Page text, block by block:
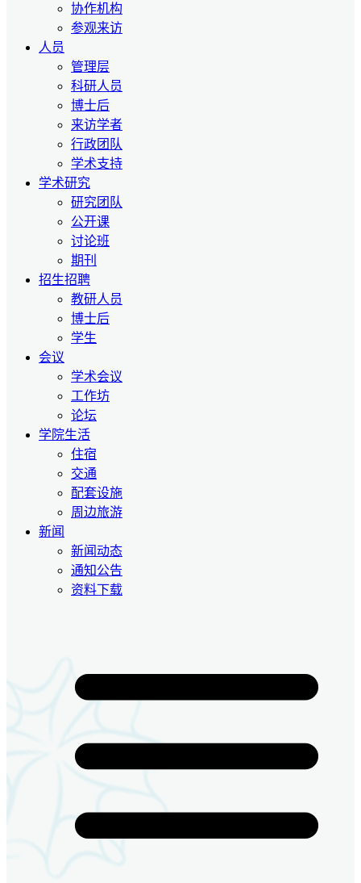
协作机构
参观来访
人员
管理层
科研人员
博士后
来访学者
行政团队
学术支持
学术研究
研究团队
公开课
讨论班
期刊
招生招聘
教研人员
博士后
学生
会议
学术会议
工作坊
论坛
学院生活
住宿
交通
配套设施
周边旅游
新闻
新闻动态
通知公告
资料下载